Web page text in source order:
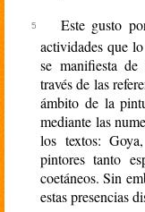
Este gusto
actividades que
se manifiesta
través de las
ámbito de la
mediante las
los textos:
pintores tanto
coetáneos. Sin
estas presencias